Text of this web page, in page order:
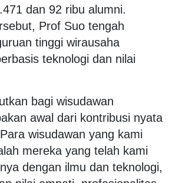
dan 92 ribu alumni.
Prof Suo tengah
tinggi wirausaha
teknologi dan nilai
bagi wisudawan
awal dari kontribusi nyata
wisudawan yang kami
mereka yang telah kami
dengan ilmu dan teknologi,